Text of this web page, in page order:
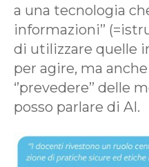
a una tecnologia
informazioni’’
di utilizzare quelle
per agire, ma
‘’prevedere’’ delle
posso parlare di AI.